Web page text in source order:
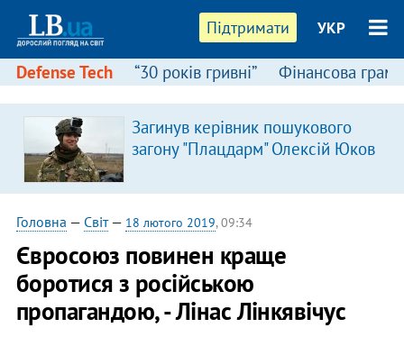
Підтримати УКР
Defense Tech “30 років гривні” Фінансова
Загинув керівник пошукового
загону "Плацдарм" Олексій Юков
Головна — Світ— 18 лютого 2019, 09:34
Євросоюз повинен краще
боротися з російською
пропагандою, - Лінас Лінкявічус